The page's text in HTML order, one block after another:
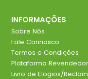
INFORMAÇÕES
Sobre Nós
Fale Connosco
Termos e Condições
Plataforma Revendedor
Livro de Elogios/